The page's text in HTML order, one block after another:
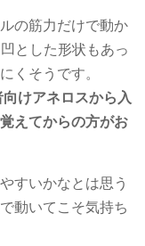
の筋力だけで動か
とした形状もあっ
くそうです。
けアネロスから入
えてからの方がお
すいかなとは思う
動いてこそ気持ち